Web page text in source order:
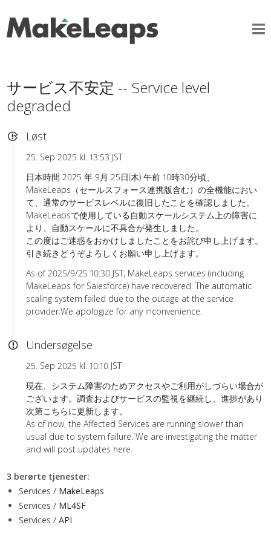
サービス不安定 -- Service level
degraded
Løst
25. Sep 2025 kl. 13:53 JST
日本時間 2025 年 9月 25日(木) 午前 10時30分頃、
MakeLeaps（セールスフォース連携版含む）の全機能におい
て、通常のサービスレベルに復旧したことを確認しました。
MakeLeapsで使用している自動スケールシステム上の障害に
より、自動スケールに不具合が発生しました。
この度はご迷惑をおかけしましたことをお詫び申し上げます。
引き続きどうぞよろしくお願い申し上げます。
As of 2025/9/25 10:30 JST, MakeLeaps services (including
MakeLeaps for Salesforce) have recovered. The automatic
scaling system failed due to the outage at the service
provider.We apologize for any inconvenience.
Undersøgelse
25. Sep 2025 kl. 10:10 JST
現在、システム障害のためアクセスやご利用がしづらい場合が
ございます。調査およびサービスの監視を継続し、進捗があり
次第こちらに更新します。
As of now, the Affected Services are running slower than
usual due to system failure. We are investigating the matter
and will post updates here.
3 berørte tjenester:
Services / MakeLeaps
Services / ML4SF
Services / API